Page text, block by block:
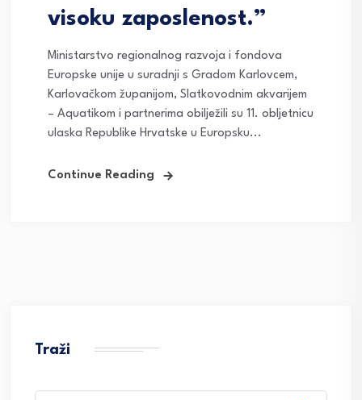
visoku zaposlenost.”
Ministarstvo regionalnog razvoja i fondova
Europske unije u suradnji s Gradom Karlovcem,
Karlovačkom županijom, Slatkovodnim akvarijem
– Aquatikom i partnerima obilježili su 11. obljetnicu
ulaska Republike Hrvatske u Europsku...
Continue Reading
Traži